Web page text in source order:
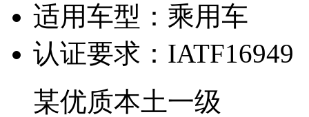
适用车型： 乘用车
认证要求： IATF16949
某优质本土一级